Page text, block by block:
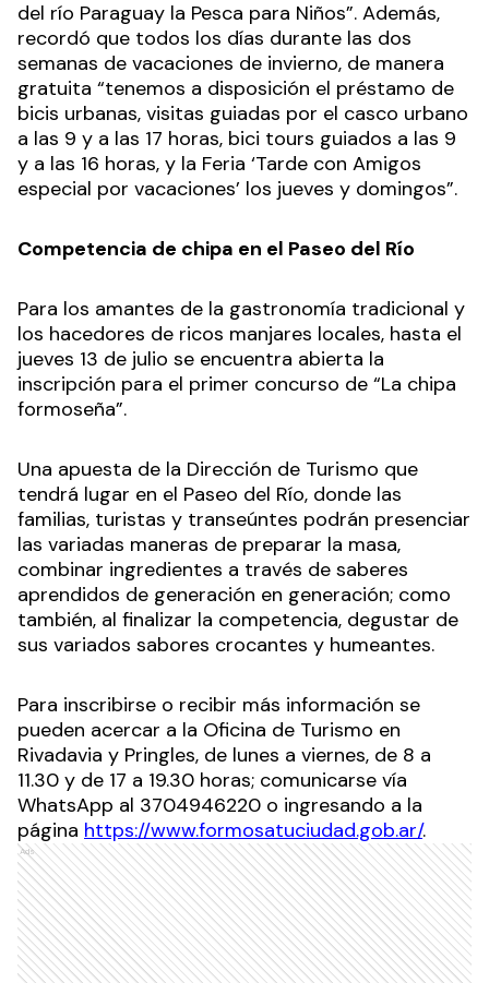
del río Paraguay la Pesca para Niños”. Además,
recordó que todos los días durante las dos
semanas de vacaciones de invierno, de manera
gratuita “tenemos a disposición el préstamo de
bicis urbanas, visitas guiadas por el casco urbano
a las 9 y a las 17 horas, bici tours guiados a las 9
y a las 16 horas, y la Feria ‘Tarde con Amigos
especial por vacaciones’ los jueves y domingos”.
Competencia de chipa en el Paseo del Río
Para los amantes de la gastronomía tradicional y
los hacedores de ricos manjares locales, hasta el
jueves 13 de julio se encuentra abierta la
inscripción para el primer concurso de “La chipa
formoseña”.
Una apuesta de la Dirección de Turismo que
tendrá lugar en el Paseo del Río, donde las
familias, turistas y transeúntes podrán presenciar
las variadas maneras de preparar la masa,
combinar ingredientes a través de saberes
aprendidos de generación en generación; como
también, al finalizar la competencia, degustar de
sus variados sabores crocantes y humeantes.
Para inscribirse o recibir más información se
pueden acercar a la Oficina de Turismo en
Rivadavia y Pringles, de lunes a viernes, de 8 a
11.30 y de 17 a 19.30 horas; comunicarse vía
WhatsApp al 3704946220 o ingresando a la
página https://www.formosatuciudad.gob.ar/.
Ads